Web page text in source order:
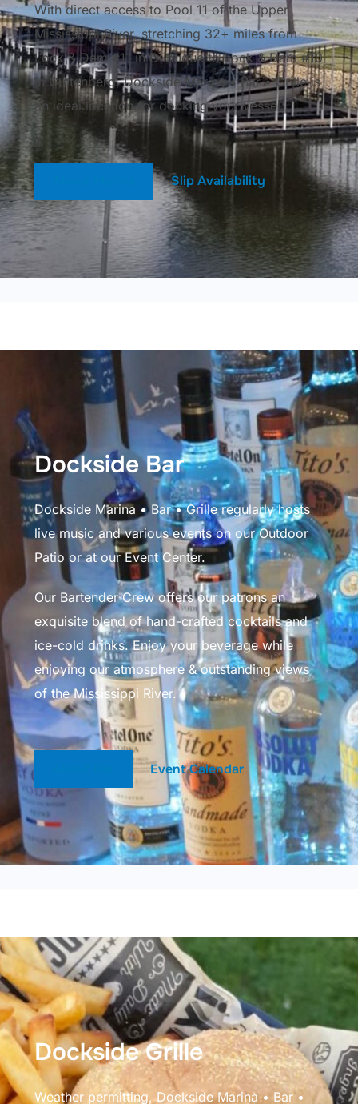
With direct access to Pool 11 of the Upper
Mississippi River, stretching 32+ miles from
Lock & Dam #11 in Dubuque to Lock & Dam #10
in Guttenberg, Dockside Marina • Bar • Grille is
an ideal location for docking your vessel.
Slip Availability
Dockside Bar
Dockside Marina • Bar • Grille regularly hosts
live music and various events on our Outdoor
Patio or at our Event Center.
Our Bartender Crew offers our patrons an
exquisite blend of hand-crafted cocktails and
ice-cold drinks. Enjoy your beverage while
enjoying our atmosphere & outstanding views
of the Mississippi River.
Event Calendar
Dockside Grille
Weather permitting, Dockside Marina • Bar •